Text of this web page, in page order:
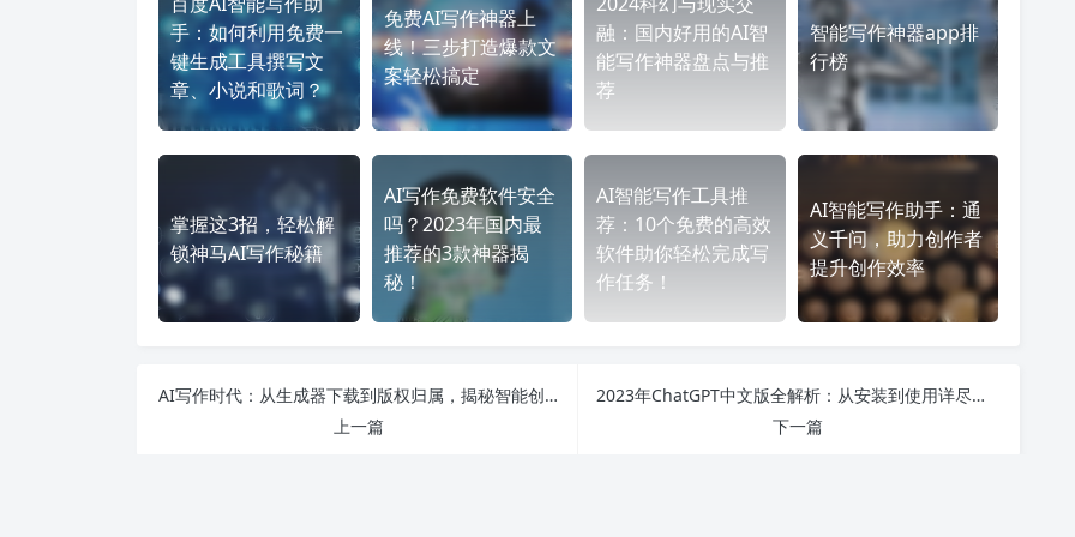
手：如何利用免费一
键生成工具撰写文
章、小说和歌词？
免费AI写作神器上
线！三步打造爆款文
案轻松搞定
融：国内好用的AI智
能写作神器盘点与推
荐
智能写作神器app排
行榜
掌握这3招，轻松解
锁神马AI写作秘籍
AI写作免费软件安全
吗？2023年国内最
推荐的3款神器揭
秘！
AI智能写作工具推
荐：10个免费的高效
软件助你轻松完成写
作任务！
AI智能写作助手：通
义千问，助力创作者
提升创作效率
AI写作时代：从生成器下载到版权归属，揭秘智能创作的未来之路
上一篇
2023年ChatGPT中文版全解析：从安装到使用详尽指南，解密手机版与电脑版的区别
下一篇